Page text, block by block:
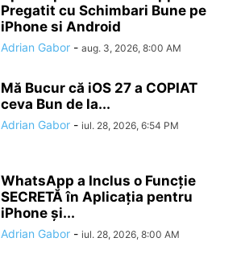
Pregatit cu Schimbari Bune pe
iPhone si Android
Adrian Gabor - aug. 3, 2026, 8:00 AM
Mă Bucur că iOS 27 a COPIAT
ceva Bun de la...
Adrian Gabor - iul. 28, 2026, 6:54 PM
WhatsApp a Inclus o Funcție
SECRETĂ în Aplicația pentru
iPhone și...
Adrian Gabor - iul. 28, 2026, 8:00 AM